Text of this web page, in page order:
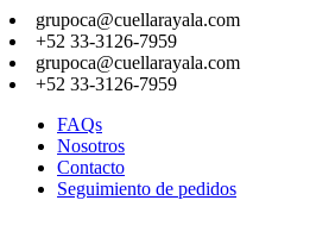
grupoca@cuellarayala.com
+52 33-3126-7959
grupoca@cuellarayala.com
+52 33-3126-7959
FAQs
Nosotros
Contacto
Seguimiento de pedidos